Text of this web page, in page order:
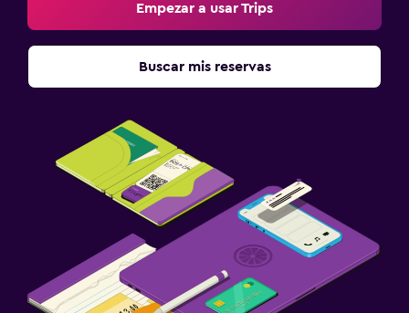
Empezar a usar Trips
Buscar mis reservas